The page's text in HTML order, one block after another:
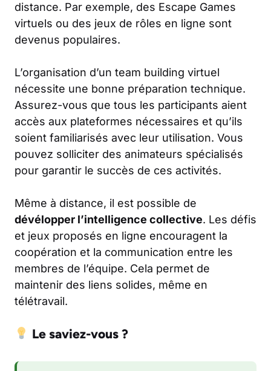
distance. Par exemple, des Escape Games
virtuels ou des jeux de rôles en ligne sont
devenus populaires.
L’organisation d’un team building virtuel
nécessite une bonne préparation technique.
Assurez-vous que tous les participants aient
accès aux plateformes nécessaires et qu’ils
soient familiarisés avec leur utilisation. Vous
pouvez solliciter des animateurs spécialisés
pour garantir le succès de ces activités.
Même à distance, il est possible de
dévélopper l’intelligence collective. Les défis
et jeux proposés en ligne encouragent la
coopération et la communication entre les
membres de l’équipe. Cela permet de
maintenir des liens solides, même en
télétravail.
Le saviez-vous ?